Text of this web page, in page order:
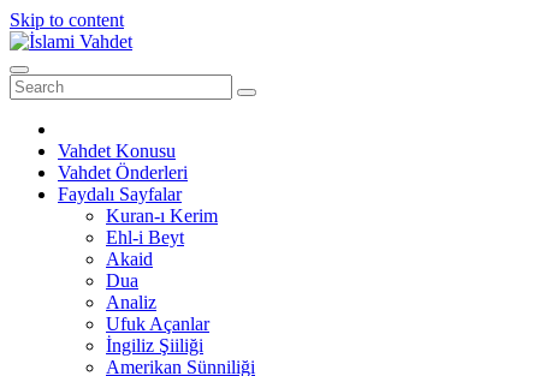
Skip to content
Vahdet Konusu
Vahdet Önderleri
Faydalı Sayfalar
Kuran-ı Kerim
Ehl-i Beyt
Akaid
Dua
Analiz
Ufuk Açanlar
İngiliz Şiiliği
Amerikan Sünniliği